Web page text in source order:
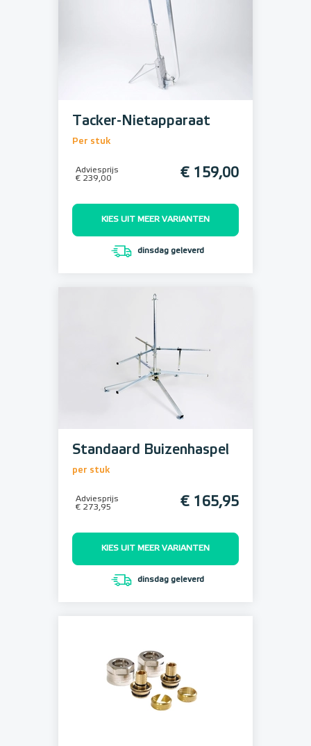
Tacker-Nietapparaat
Per stuk
Adviesprijs
€ 239,00
€ 159,00
KIES UIT MEER VARIANTEN
dinsdag geleverd
Standaard Buizenhaspel
per stuk
Adviesprijs
€ 273,95
€ 165,95
KIES UIT MEER VARIANTEN
dinsdag geleverd